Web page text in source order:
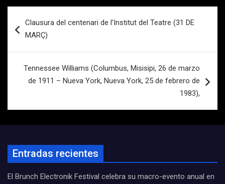
de
Clausura del centenari de l’Institut del Teatre (31 DE
MARÇ)
Tennessee Williams (Columbus, Misisipi, 26 de marzo
de 1911 – Nueva York, Nueva York, 25 de febrero de
1983),
Entradas recientes
El Brunch Electronik Festival celebra su macro-evento anual en